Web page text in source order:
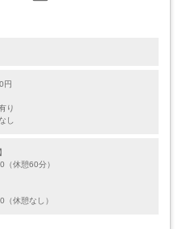
円
り
し
休憩60分）
休憩なし）